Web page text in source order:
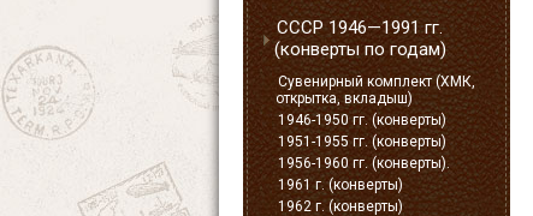
СССР 1946—1991 гг.
(конверты по годам)
Сувенирный комплект (ХМК,
открытка, вкладыш)
1946-1950 гг. (конверты)
1951-1955 гг. (конверты)
1956-1960 гг. (конверты).
1961 г. (конверты)
1962 г. (конверты)